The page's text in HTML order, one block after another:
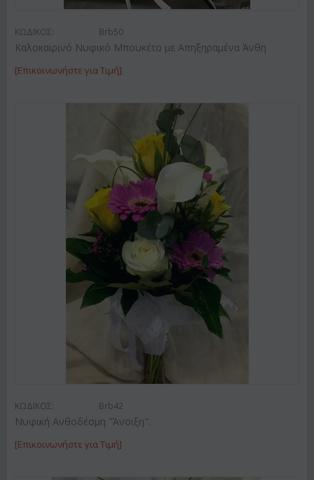
ΚΩΔΙΚΟΣ: Brb50
Καλοκαιρινό Νυφικό Μπουκέτο με Απηξηραμένα Άνθη
[Επικοινωνήστε για Τιμή]
ΚΩΔΙΚΟΣ: Brb42
Νυφική Ανθοδέσμη "Άνοιξη".
[Επικοινωνήστε για Τιμή]